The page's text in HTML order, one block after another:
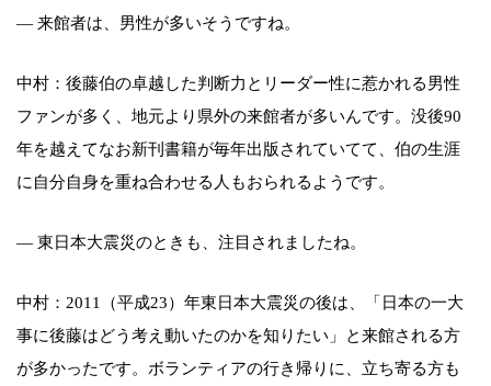
— 来館者は、男性が多いそうですね。
中村：後藤伯の卓越した判断力とリーダー性に惹かれる男性
ファンが多く、地元より県外の来館者が多いんです。没後90
年を越えてなお新刊書籍が毎年出版されていてて、伯の生涯
に自分自身を重ね合わせる人もおられるようです。
— 東日本大震災のときも、注目されましたね。
中村：2011（平成23）年東日本大震災の後は、「日本の一大
事に後藤はどう考え動いたのかを知りたい」と来館される方
が多かったです。ボランティアの行き帰りに、立ち寄る方も